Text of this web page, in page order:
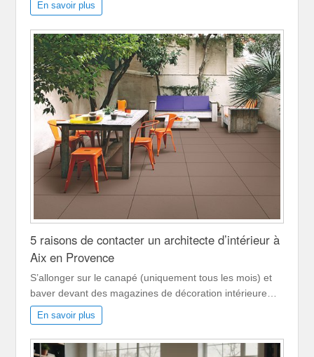
En savoir plus
5 raisons de contacter un architecte d’intérieur à
Aix en Provence
S’allonger sur le canapé (uniquement tous les mois) et
baver devant des magazines de décoration intérieure…
En savoir plus